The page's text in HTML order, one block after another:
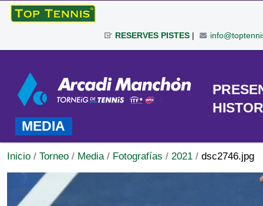
Cambiar
|
navegación
RESERVES PISTES|
Personales
TORNEO
MEDIA
Inicio / Torneo / Media / Fotografías / 2021 / dsc2746.jpg